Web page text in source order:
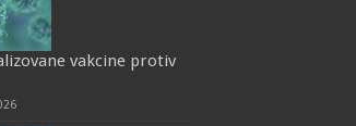
vakcine protiv